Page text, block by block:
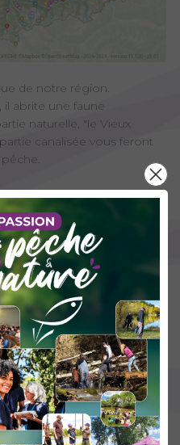
de notre région.
il abrite une faune
naturelle, "le Vieux
canalisée vous feront
Yennoise
Domaine public
Truite fario, Carpe, Silure,
Ombre commun,
est très riche : truites fario,